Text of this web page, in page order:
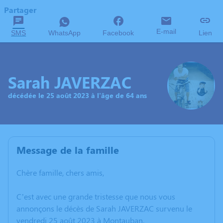
Partager
SMS WhatsApp Facebook E-mail Lien
Sarah JAVERZAC
décédée le 25 août 2023 à l'âge de 64 ans
Message de la famille
Chère famille, chers amis,
C’est avec une grande tristesse que nous vous
annonçons le décès de Sarah JAVERZAC survenu le
vendredi 25 août 2023 à Montauban.